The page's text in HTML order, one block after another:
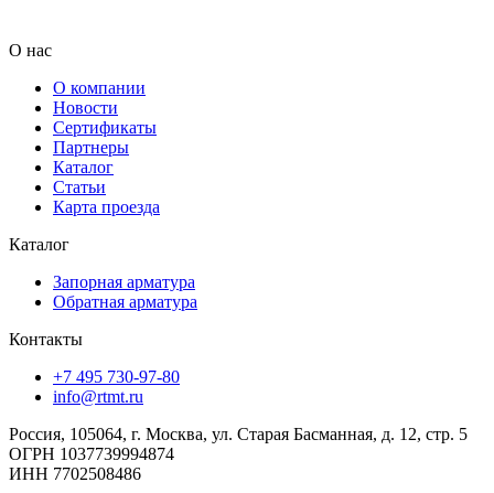
О нас
О компании
Новости
Сертификаты
Партнеры
Каталог
Статьи
Карта проезда
Каталог
Запорная арматура
Обратная арматура
Контакты
+7 495 730-97-80
info@rtmt.ru
Россия, 105064, г. Москва, ул. Старая Басманная, д. 12, стр. 5
ОГРН 1037739994874
ИНН 7702508486